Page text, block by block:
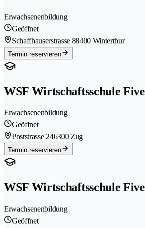
Erwachsenenbildung
Geöffnet
Schaffhauserstrasse 88400 Winterthur
Termin reservieren
WSF Wirtschaftsschule Five
Erwachsenenbildung
Geöffnet
Poststrasse 246300 Zug
Termin reservieren
WSF Wirtschaftsschule Five
Erwachsenenbildung
Geöffnet